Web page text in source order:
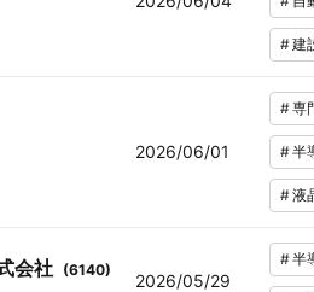
#建
2026/06/01
#専
#半
#液
会社 (6140)
2026/05/29
#半